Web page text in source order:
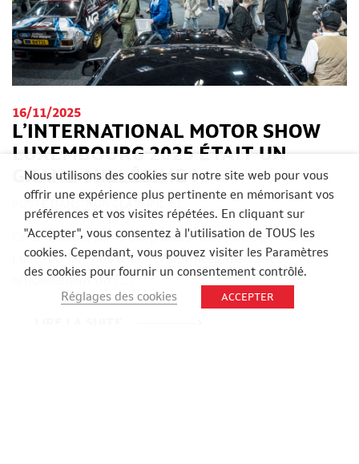
16/11/2025
L’INTERNATIONAL MOTOR SHOW
LUXEMBOURG 2025 ÉTAIT UN
GRAND MILLÉSIME !
POSTÉ DANS NON CLASSIFIÉ(E)
Ce dimanche, sur le coup de 19 heures, les portes de
LuxExpo The Box se sont refermées, mettant
officiellement un […]
Nous utilisons des cookies sur notre site web pour vous
offrir une expérience plus pertinente en mémorisant vos
préférences et vos visites répétées. En cliquant sur
"Accepter", vous consentez à l'utilisation de TOUS les
cookies. Cependant, vous pouvez visiter les Paramètres
des cookies pour fournir un consentement contrôlé.
Réglages des cookies
ACCEPTER